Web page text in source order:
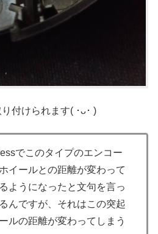
付けられます( ･ᴗ･ )
でこのタイプのエンコー
イールとの距離が変わって
ようになったと文句を言っ
んですが、それはこの突起
ルの距離が変わってしまう